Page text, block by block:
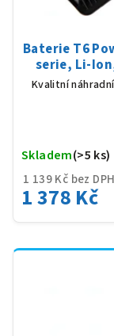
Baterie T6
serie, Li-
Kvalitní
1 139 Kč bez DPH
1 378 Kč
Skladem(>5 ks)